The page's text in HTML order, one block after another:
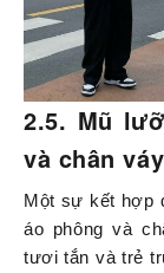
2.5. Mũ
và chân váy
Một sự kết hợp
áo phông và
tươi tắn và trẻ